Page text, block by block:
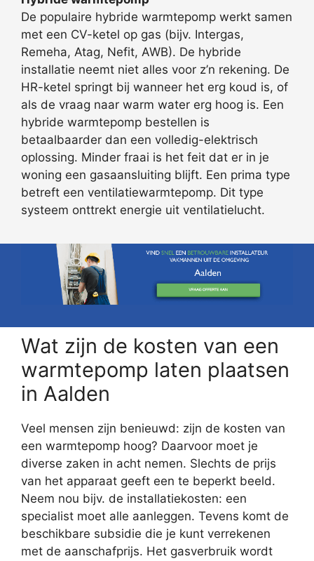
De populaire hybride warmtepomp werkt samen
met een CV-ketel op gas (bijv. Intergas,
Remeha, Atag, Nefit, AWB). De hybride
installatie neemt niet alles voor z’n rekening. De
HR-ketel springt bij wanneer het erg koud is, of
als de vraag naar warm water erg hoog is. Een
hybride warmtepomp bestellen is
betaalbaarder dan een volledig-elektrisch
oplossing. Minder fraai is het feit dat er in je
woning een gasaansluiting blijft. Een prima type
betreft een ventilatiewarmtepomp. Dit type
systeem onttrekt energie uit ventilatielucht.
Wat zijn de kosten van een
warmtepomp laten plaatsen
in Aalden
Veel mensen zijn benieuwd: zijn de kosten van
een warmtepomp hoog? Daarvoor moet je
diverse zaken in acht nemen. Slechts de prijs
van het apparaat geeft een te beperkt beeld.
Neem nou bijv. de installatiekosten: een
specialist moet alle aanleggen. Tevens komt de
beschikbare subsidie die je kunt verrekenen
met de aanschafprijs. Het gasverbruik wordt